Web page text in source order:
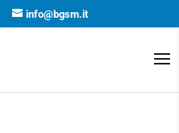
info@bgsm.it